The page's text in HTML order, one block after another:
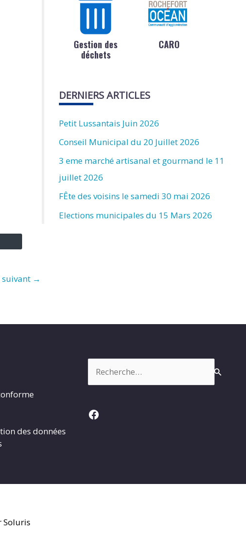
→
Gestion des
déchets
CARO
DERNIERS ARTICLES
Petit Lussantais Juin 2026
Conseil Municipal du 20 Juillet 2026
3 eme marché artisanal et gourmand le 11
juillet 2026
FÊte des voisins le samedi 30 mai 2026
Elections municipales du 15 Mars 2026
des données
Facebook